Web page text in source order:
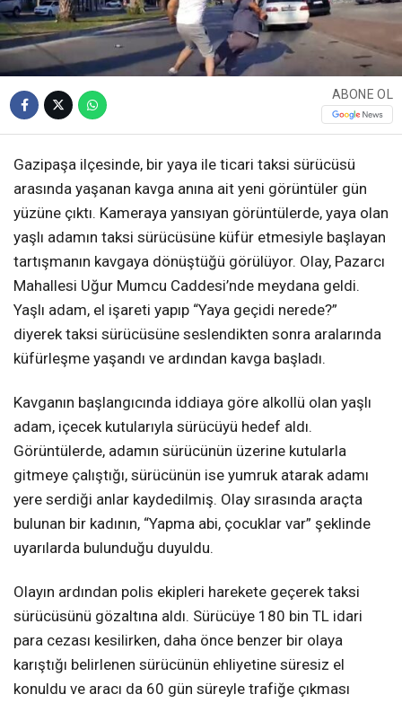
ABONE OL
Gazipaşa ilçesinde, bir yaya ile ticari taksi sürücüsü
arasında yaşanan kavga anına ait yeni görüntüler gün
yüzüne çıktı. Kameraya yansıyan görüntülerde, yaya olan
yaşlı adamın taksi sürücüsüne küfür etmesiyle başlayan
tartışmanın kavgaya dönüştüğü görülüyor. Olay, Pazarcı
Mahallesi Uğur Mumcu Caddesi’nde meydana geldi.
Yaşlı adam, el işareti yapıp “Yaya geçidi nerede?”
diyerek taksi sürücüsüne seslendikten sonra aralarında
küfürleşme yaşandı ve ardından kavga başladı.
Kavganın başlangıcında iddiaya göre alkollü olan yaşlı
adam, içecek kutularıyla sürücüyü hedef aldı.
Görüntülerde, adamın sürücünün üzerine kutularla
gitmeye çalıştığı, sürücünün ise yumruk atarak adamı
yere serdiği anlar kaydedilmiş. Olay sırasında araçta
bulunan bir kadının, “Yapma abi, çocuklar var” şeklinde
uyarılarda bulunduğu duyuldu.
Olayın ardından polis ekipleri harekete geçerek taksi
sürücüsünü gözaltına aldı. Sürücüye 180 bin TL idari
para cezası kesilirken, daha önce benzer bir olaya
karıştığı belirlenen sürücünün ehliyetine süresiz el
konuldu ve aracı da 60 gün süreyle trafiğe çıkması